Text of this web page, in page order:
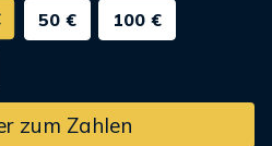
50 € 100 €
zum Zahlen